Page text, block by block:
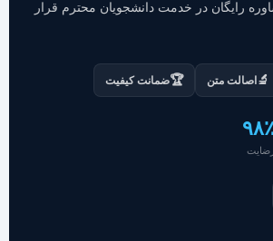
مشاوره رایگان در خدمت دانشجویان محترم قرار
🔬اصالت متن 🏆ضمانت کیفیت